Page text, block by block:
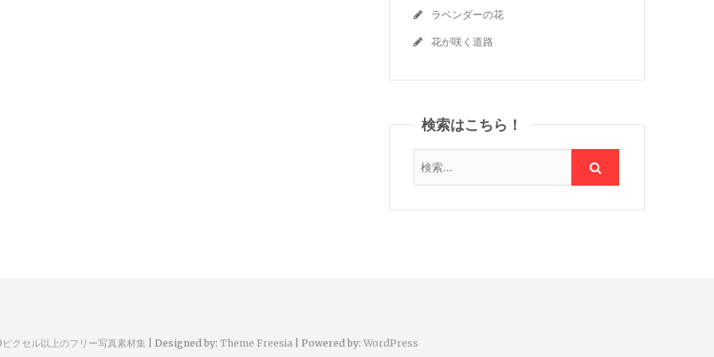
ラベンダーの花
花が咲く道路
検索はこちら！
クセル以上のフリー写真素材集 | Designed by: Theme Freesia| Powered by: WordPress